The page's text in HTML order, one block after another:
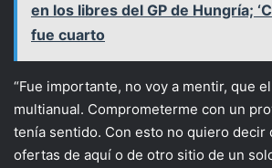
en los libres del GP de Hungría;
fue cuarto
“Fue importante, no voy a mentir, que
multianual. Comprometerme con un
tenía sentido. Con esto no quiero decir
ofertas de aquí o de otro sitio de un